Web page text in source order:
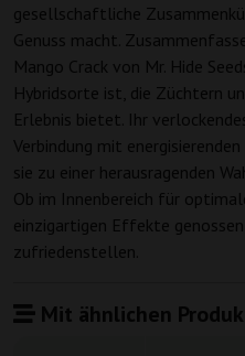
gesellschaftliche
Genuss macht.
Mango Crack von Mr. Hide
Hybridsorte ist, die Züchtern
Erlebnis bietet. Ihr
Verbindung mit
sie zu einer herausragenden
Ob im Innenbereich für
einzigartigen Effekte
zufriedenstellen.
Mit ähnlichen